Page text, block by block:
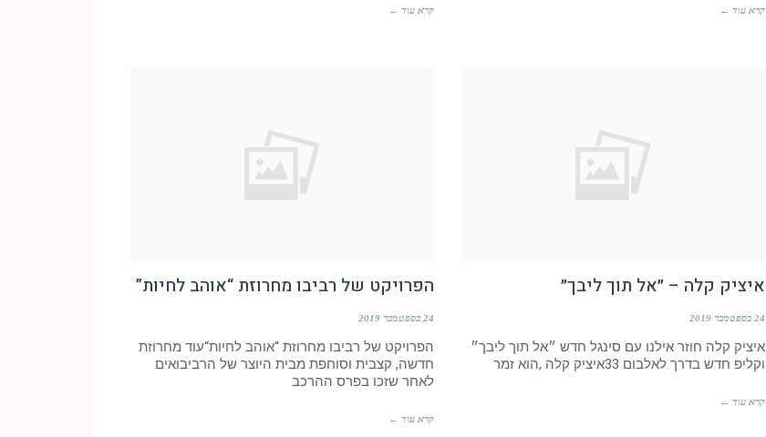
קרא עוד ← קרא עוד ←
איציק קלה – ״אל תוך ליבך״
24 בספטמבר 2019
איציק קלה חוזר אילנו עם סינגל חדש ״אל תוך ליבך״
וקליפ חדש בדרך לאלבום 33איציק קלה ,הוא זמר
קרא עוד ←
הפרויקט של רביבו מחרוזת “אוהב לחיות”
24 בספטמבר 2019
הפרויקט של רביבו מחרוזת “אוהב לחיות“עוד מחרוזת
חדשה, קצבית וסוחפת מבית היוצר של הרביבואים
לאחר שזכו בפרס ההרכב
קרא עוד ←